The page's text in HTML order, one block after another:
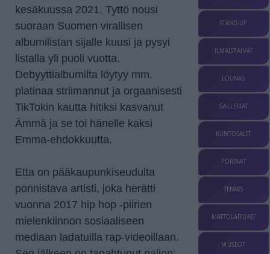
kesäkuussa 2021. Tyttö nousi
suoraan Suomen virallisen
albumilistan sijalle kuusi ja pysyi
listalla yli puoli vuotta.
Debyyttialbumilta löytyy mm.
platinaa striimannut ja orgaanisesti
TikTokin kautta hitiksi kasvanut
Ämmä ja se toi hänelle kaksi
Emma-ehdokkuutta.
Etta on pääkaupunkiseudulta
ponnistava artisti, joka herätti
vuonna 2017 hip hop -piirien
mielenkiinnon sosiaaliseen
mediaan ladatuilla rap-videoillaan.
STAND-UP
ILMAISPÄIVÄT
LOUNAS
GALLERIAT
KUNTOSALIT
PORTAAT
TENNIS
MATTOLAITURIT
MUSEOT